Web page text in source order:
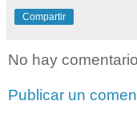
Compartir
No hay
Publicar un